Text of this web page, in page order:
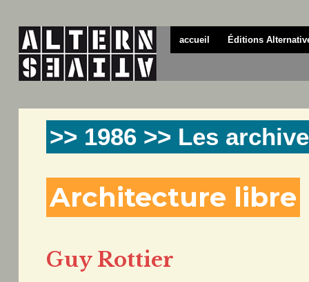
accueil Éditions
>> 1986 >> Les
Architecture libre
Guy Rottier